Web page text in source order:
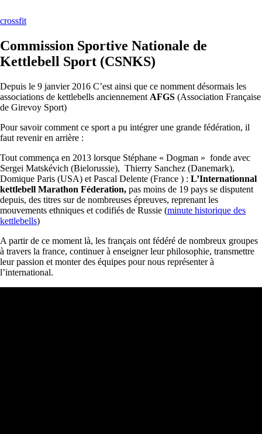
crossfit
Commission Sportive Nationale de
Kettlebell Sport (CSNKS)
Depuis le 9 janvier 2016 C’est ainsi que ce nomment désormais les
associations de kettlebells anciennement AFGS (Association Française
de Girevoy Sport)
Pour savoir comment ce sport a pu intégrer une grande fédération, il
faut revenir en arrière :
Tout commença en 2013 lorsque Stéphane « Dogman » fonde avec
Sergei Matskévich (Bielorussie), Thierry Sanchez (Danemark),
Domique Paris (USA) et Pascal Delente (France ) : L’Internationnal
kettlebell Marathon Féderation, pas moins de 19 pays se disputent
depuis, des titres sur de nombreuses épreuves, reprenant les
mouvements ethniques et codifiés de Russie (minute historique des
kettlebells)
A partir de ce moment là, les français ont fédéré de nombreux groupes
à travers la france, continuer à enseigner leur philosophie, transmettre
leur passion et monter des équipes pour nous représenter à
l’international.